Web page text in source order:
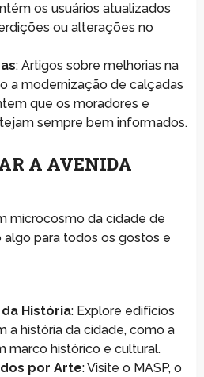
os usuários atualizados
ou alterações no
: Artigos sobre melhorias na
a modernização de calçadas
que os moradores e
sempre bem informados.
A AVENIDA
microcosmo da cidade de
para todos os gostos e
História: Explore edifícios
a história da cidade, como a
marco histórico e cultural.
por Arte: Visite o MASP, o